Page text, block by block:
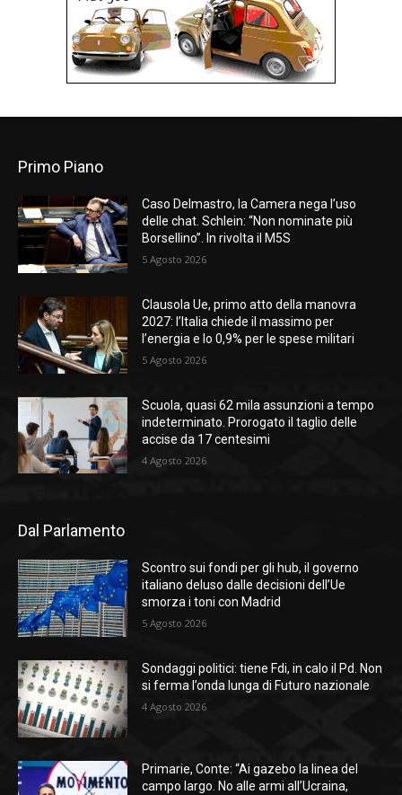
Primo Piano
Caso Delmastro, la Camera nega l’uso
delle chat. Schlein: “Non nominate più
Borsellino”. In rivolta il M5S
5 Agosto 2026
Clausola Ue, primo atto della manovra
2027: l’Italia chiede il massimo per
l’energia e lo 0,9% per le spese militari
5 Agosto 2026
Scuola, quasi 62 mila assunzioni a tempo
indeterminato. Prorogato il taglio delle
accise da 17 centesimi
4 Agosto 2026
Dal Parlamento
Scontro sui fondi per gli hub, il governo
italiano deluso dalle decisioni dell’Ue
smorza i toni con Madrid
5 Agosto 2026
Sondaggi politici: tiene Fdi, in calo il Pd. Non
si ferma l’onda lunga di Futuro nazionale
4 Agosto 2026
Primarie, Conte: “Ai gazebo la linea del
campo largo. No alle armi all’Ucraina,